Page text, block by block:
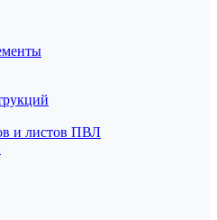
и листов ПВЛ